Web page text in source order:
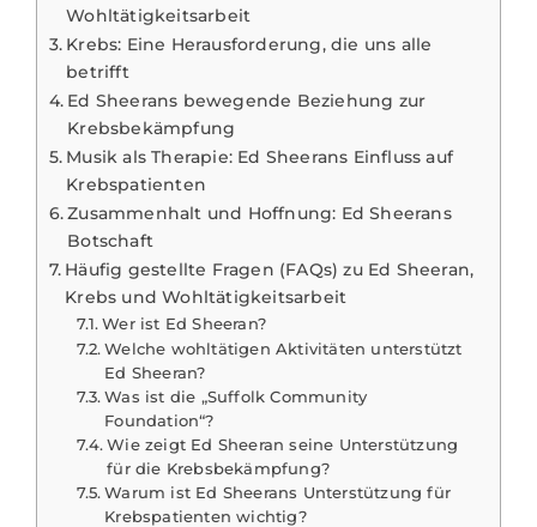
Wohltätigkeitsarbeit
Krebs: Eine Herausforderung, die uns alle
betrifft
Ed Sheerans bewegende Beziehung zur
Krebsbekämpfung
Musik als Therapie: Ed Sheerans Einfluss auf
Krebspatienten
Zusammenhalt und Hoffnung: Ed Sheerans
Botschaft
Häufig gestellte Fragen (FAQs) zu Ed Sheeran,
Krebs und Wohltätigkeitsarbeit
Wer ist Ed Sheeran?
Welche wohltätigen Aktivitäten unterstützt
Ed Sheeran?
Was ist die „Suffolk Community
Foundation“?
Wie zeigt Ed Sheeran seine Unterstützung
für die Krebsbekämpfung?
Warum ist Ed Sheerans Unterstützung für
Krebspatienten wichtig?